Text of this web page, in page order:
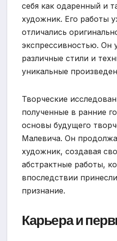
себя как одаренный и
художник. Его работы
отличались
экспрессивностью. Он
различные стили и
уникальные
Творческие
полученные в ранние
основы будущего
Малевича. Он
художник, создавая
абстрактные работы,
впоследствии
признание.
Карьера и